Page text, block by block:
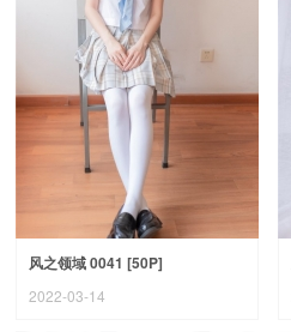
风之领域 0041 [50P]
2022-03-14